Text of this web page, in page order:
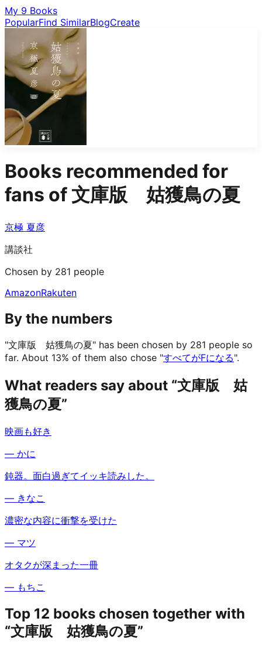
My 9 Books
PopularFind SimilarBlogCreate
Books recommended for
fans of 文庫版 姑獲鳥の夏
京極 夏彦
講談社
Chosen by 281 people
AmazonRakuten
By the numbers
"文庫版 姑獲鳥の夏" has been chosen by 281 people so
far. About 13% of them also chose "すべてがFになる".
What readers say about “文庫版 姑
獲鳥の夏”
映画も好き
— かに
鈍器。面白過ぎてイッキ読みした。
— きなこ
濃密な内容に衝撃を受けた
— マツ
オタクが深まった一冊
— もちこ
Top 12 books chosen together with
“文庫版 姑獲鳥の夏”